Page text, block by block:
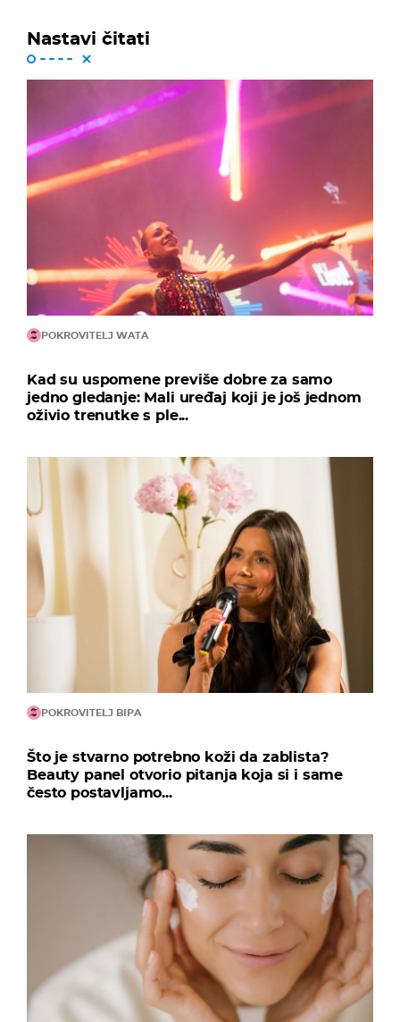
Nastavi čitati
POKROVITELJ WATA
Kad su uspomene previše dobre za samo
jedno gledanje: Mali uređaj koji je još jednom
oživio trenutke s ple...
POKROVITELJ BIPA
Što je stvarno potrebno koži da zablista?
Beauty panel otvorio pitanja koja si i same
često postavljamo...